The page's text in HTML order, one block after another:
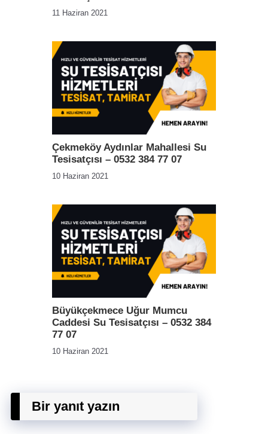
11 Haziran 2021
Çekmeköy Aydınlar Mahallesi Su
Tesisatçısı – 0532 384 77 07
10 Haziran 2021
Büyükçekmece Uğur Mumcu
Caddesi Su Tesisatçısı – 0532 384
77 07
10 Haziran 2021
Bir yanıt yazın